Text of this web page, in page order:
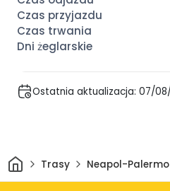
Ostatnia aktualizacja: 07/
DomTrasy Neapol-Palermo